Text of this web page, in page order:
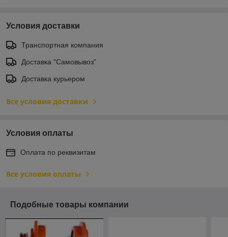
Условия доставки
Транспортная компания
Доставка "Самовывоз"
Доставка курьером
Все условия доставки
Условия оплаты
Оплата по реквизитам
Все условия оплаты
Подобные товары компании